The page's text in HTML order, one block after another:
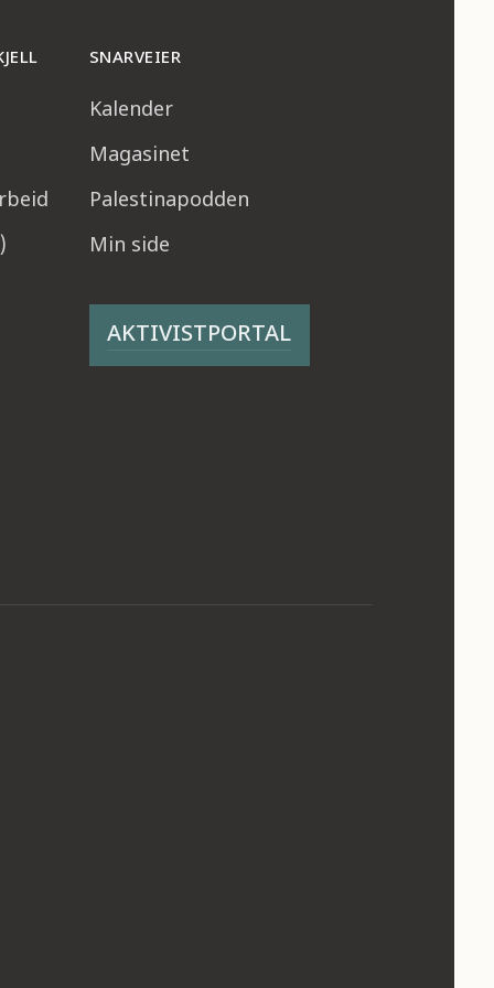
SNARVEIER
Kalender
Magasinet
Palestinapodden
Min side
AKTIVISTPORTAL